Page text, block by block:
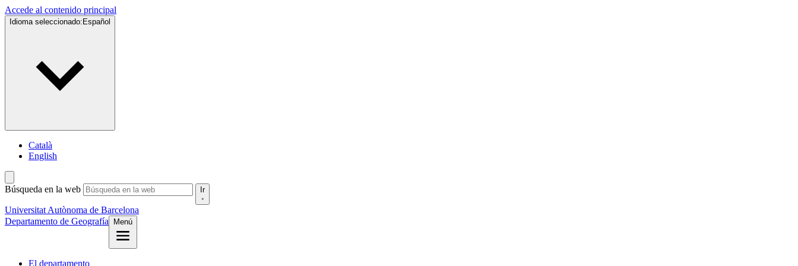
Accede al contenido principal
Idioma seleccionado: Español
Català
English
Búsqueda en la web Ir
Universitat Autònoma de Barcelona
Departamento de Geografía
Menú
El departamento